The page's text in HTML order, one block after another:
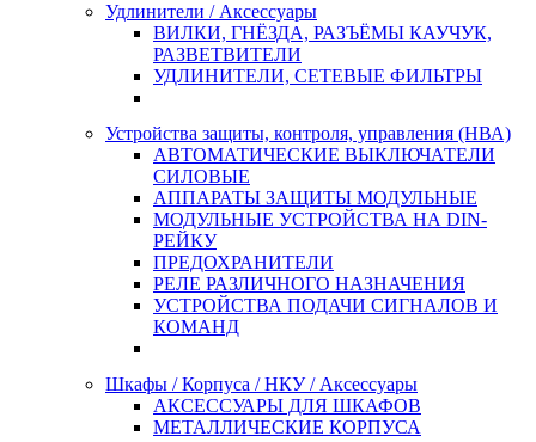
Удлинители / Аксессуары
ВИЛКИ, ГНЁЗДА, РАЗЪЁМЫ КАУЧУК,
РАЗВЕТВИТЕЛИ
УДЛИНИТЕЛИ, СЕТЕВЫЕ ФИЛЬТРЫ
Устройства защиты, контроля, управления (НВА)
АВТОМАТИЧЕСКИЕ ВЫКЛЮЧАТЕЛИ
СИЛОВЫЕ
АППАРАТЫ ЗАЩИТЫ МОДУЛЬНЫЕ
МОДУЛЬНЫЕ УСТРОЙСТВА НА DIN-
РЕЙКУ
ПРЕДОХРАНИТЕЛИ
РЕЛЕ РАЗЛИЧНОГО НАЗНАЧЕНИЯ
УСТРОЙСТВА ПОДАЧИ СИГНАЛОВ И
КОМАНД
Шкафы / Корпуса / НКУ / Аксессуары
АКСЕССУАРЫ ДЛЯ ШКАФОВ
МЕТАЛЛИЧЕСКИЕ КОРПУСА